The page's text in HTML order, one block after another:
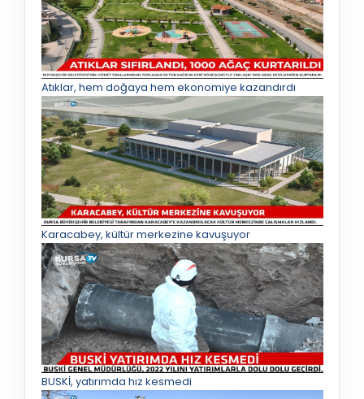
Atıklar, hem doğaya hem ekonomiye kazandırdı
Karacabey, kültür merkezine kavuşuyor
BUSKİ, yatırımda hız kesmedi